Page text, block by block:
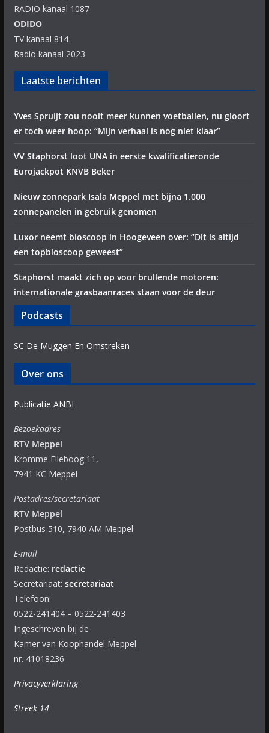
RADIO kanaal 1087
ODIDO
TV kanaal 814
Radio kanaal 2023
Laatste berichten
Yves Spruijt zou nooit meer kunnen voetballen, nu gloort
er toch weer hoop: “Mijn verhaal is nog niet klaar”
VV Staphorst loot UNA in eerste kwalificatieronde
Eurojackpot KNVB Beker
Nieuw zonnepark Isala Meppel met bijna 1.000
zonnepanelen in gebruik genomen
Luxor neemt bioscoop in Hoogeveen over: “Dit is altijd
een topbioscoop geweest”
Staphorst maakt zich op voor brullende motoren:
internationale grasbaanraces staan voor de deur
Podcasts
SC De Muggen En Omstreken
Over ons
Publicatie ANBI
Bezoekadres
RTV Meppel
Kromme Elleboog 11,
7941 KC Meppel
Postadres/secretariaat
RTV Meppel
Postbus 510, 7940 AM Meppel
E-mail
Redactie: redactie
Secretariaat: secretariaat
Telefoon:
0522-241404 – 0522-241403
Ingeschreven bij de
Kamer van Koophandel Meppel
nr. 41018236
Privacyverklaring
Streek 14